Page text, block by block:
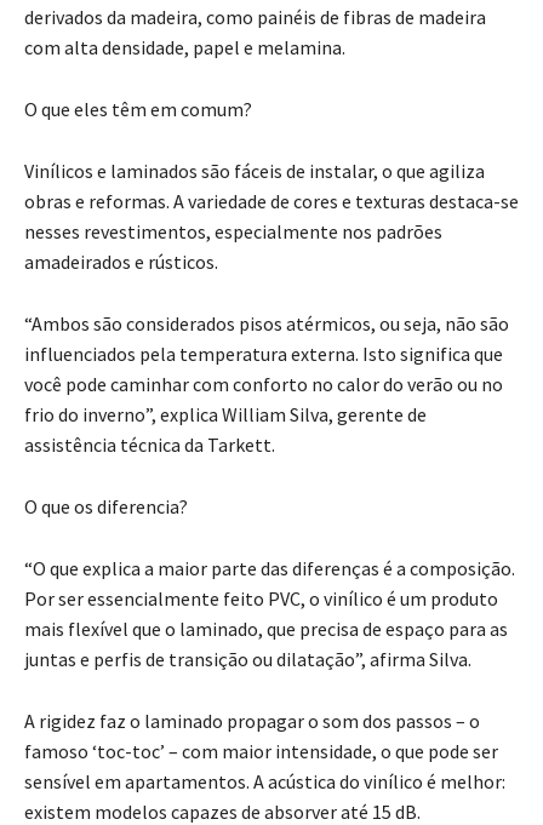
derivados da madeira, como painéis de fibras de madeira
com alta densidade, papel e melamina.
O que eles têm em comum?
Vinílicos e laminados são fáceis de instalar, o que agiliza
obras e reformas. A variedade de cores e texturas destaca-se
nesses revestimentos, especialmente nos padrões
amadeirados e rústicos.
“Ambos são considerados pisos atérmicos, ou seja, não são
influenciados pela temperatura externa. Isto significa que
você pode caminhar com conforto no calor do verão ou no
frio do inverno”, explica William Silva, gerente de
assistência técnica da Tarkett.
O que os diferencia?
“O que explica a maior parte das diferenças é a composição.
Por ser essencialmente feito PVC, o vinílico é um produto
mais flexível que o laminado, que precisa de espaço para as
juntas e perfis de transição ou dilatação”, afirma Silva.
A rigidez faz o laminado propagar o som dos passos – o
famoso ‘toc-toc’ – com maior intensidade, o que pode ser
sensível em apartamentos. A acústica do vinílico é melhor:
existem modelos capazes de absorver até 15 dB.